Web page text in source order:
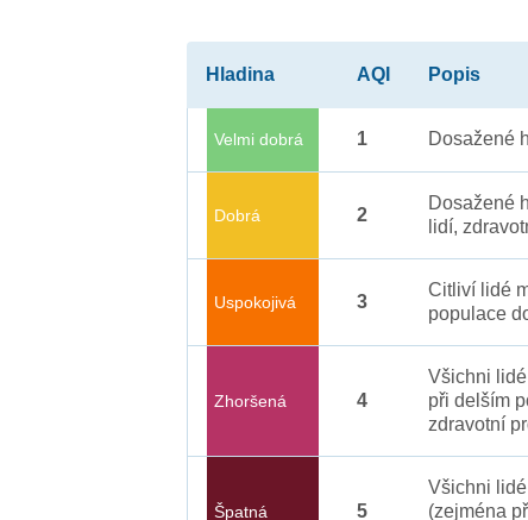
Hladina AQI Popis
Velmi dobrá 1 Dosažené
Dobrá 2
Dosažené
lidí,
Uspokojivá 3
Citliví lidé
populace
Zhoršená 4
Všichni
při delším
zdravotní
Špatná 5
Všichni
(zejména